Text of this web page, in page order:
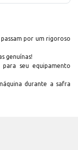
por um rigoroso
genuínas!
seu equipamento
durante a safra